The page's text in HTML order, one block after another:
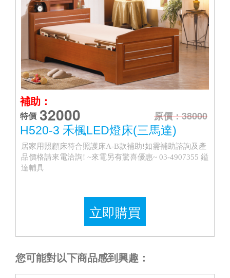
補助：
特價 32000
原價：38000
H520-3 禾楓LED燈床(三馬達)
居家用照顧床符合照護床A-B款補助!如需補助諮詢及產
品價格請來電洽詢! ~來電另有驚喜優惠~ 03-4907355 鎰
達輔具
立即購買
您可能對以下商品感到興趣：